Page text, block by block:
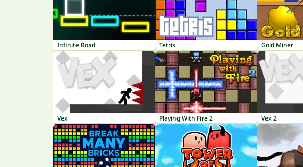
Infinite Road Tetris Gold Miner
Vex Playing With Fire 2 Vex 2